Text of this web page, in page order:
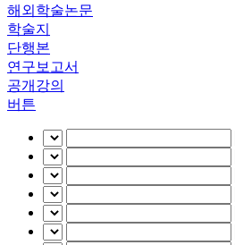
해외학술논문
학술지
단행본
연구보고서
공개강의
버튼